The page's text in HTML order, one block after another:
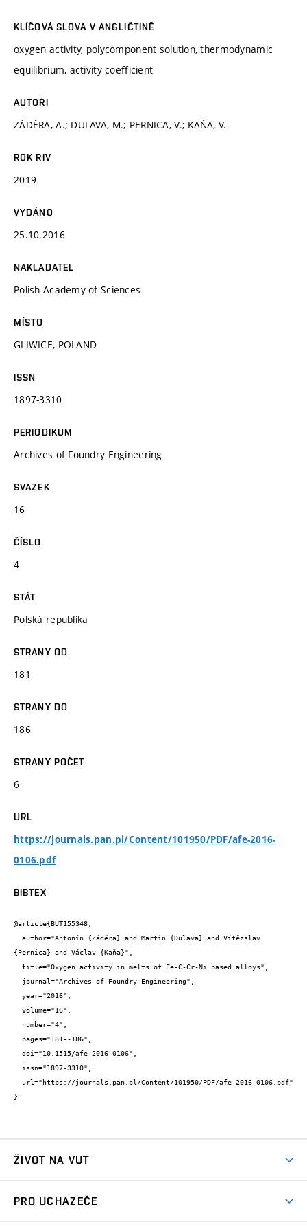
KLÍČOVÁ SLOVA V ANGLIČTINĚ
oxygen activity, polycomponent solution, thermodynamic
equilibrium, activity coefficient
AUTOŘI
ZÁDĚRA, A.; DULAVA, M.; PERNICA, V.; KAŇA, V.
ROK RIV
2019
VYDÁNO
25.10.2016
NAKLADATEL
Polish Academy of Sciences
MÍSTO
GLIWICE, POLAND
ISSN
1897-3310
PERIODIKUM
Archives of Foundry Engineering
SVAZEK
16
ČÍSLO
4
STÁT
Polská republika
STRANY OD
181
STRANY DO
186
STRANY POČET
6
URL
https://journals.pan.pl/Content/101950/PDF/afe-2016-
0106.pdf
BIBTEX
@article{BUT155348,
{Pernica} and Václav {Kaňa}",
}
ŽIVOT NA VUT
PRO UCHAZEČE